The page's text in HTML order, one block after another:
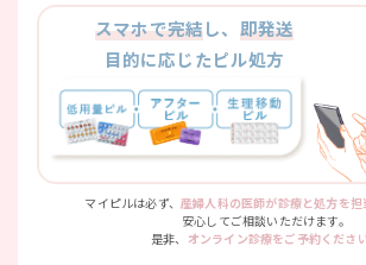
スマホで完結し、 即発送
目的に応じたピル処方
マイピルは必ず、産婦人科の医師が診療と処方を担
安心してご相談いただけます。
是非、 オンライン診療をご予約ください